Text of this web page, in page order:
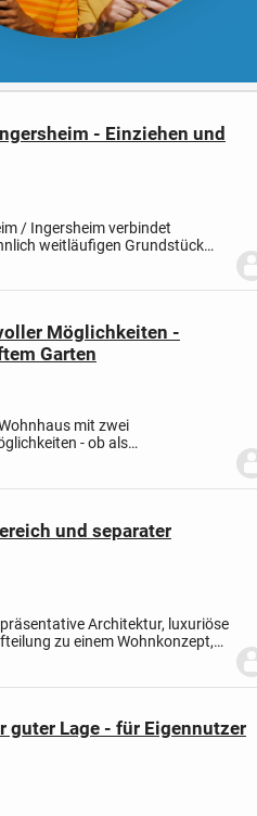
- Einziehen und
/ Ingersheim verbindet
weitläufigen Grundstück
im Jahr 1961...
Möglichkeiten -
Garten
mit zwei
- ob als
zusätzlicher Vermietung oder
und separater
Architektur, luxuriöse
zu einem Wohnkonzept,
Lage - für Eigennutzer